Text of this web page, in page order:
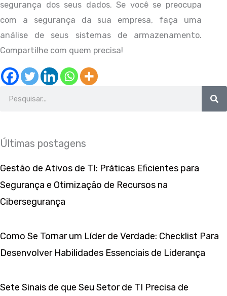
segurança dos seus dados. Se você se preocupa
com a segurança da sua empresa, faça uma
análise de seus sistemas de armazenamento.
Compartilhe com quem precisa!
Últimas postagens
Gestão de Ativos de TI: Práticas Eficientes para
Segurança e Otimização de Recursos na
Cibersegurança
Como Se Tornar um Líder de Verdade: Checklist Para
Desenvolver Habilidades Essenciais de Liderança
Sete Sinais de que Seu Setor de TI Precisa de